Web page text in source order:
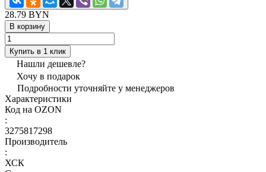
28.79 BYN
В корзину
Купить в 1 клик
Нашли дешевле?
Хочу в подарок
Подробности уточняйте у менеджеров
Характеристики
Код на OZON
:
3275817298
Производитель
:
ХСК